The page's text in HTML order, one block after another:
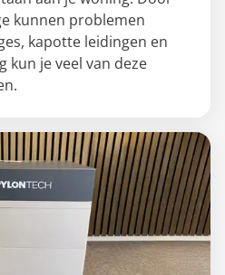
kunnen problemen
kapotte leidingen en
kun je veel van deze